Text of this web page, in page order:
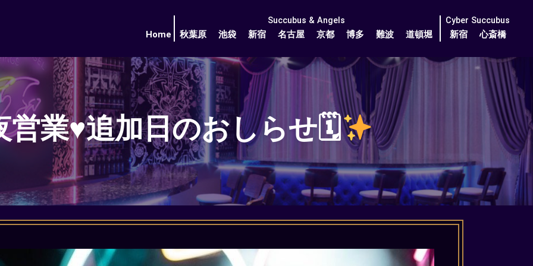
Home
Succubus & Angels
秋葉原 池袋 新宿 名古屋 京都 博多 難波 道頓堀
Cyber Succubus
新宿 心斎橋
営業♥️追加日のおしらせ🗓